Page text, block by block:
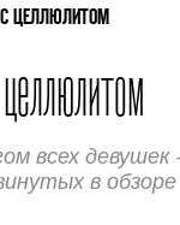
ЦЕЛЛЮЛИТОМ
всех
в